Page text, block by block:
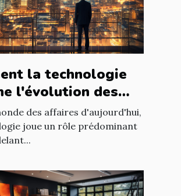
la technologie
l'évolution des
des affaires d'aujourd'hui,
joue un rôle prédominant